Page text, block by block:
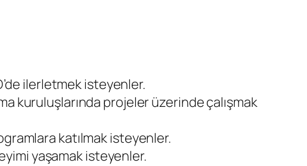
ilerletmek isteyenler.
kuruluşlarında projeler üzerinde çalışmak
katılmak isteyenler.
yaşamak isteyenler.